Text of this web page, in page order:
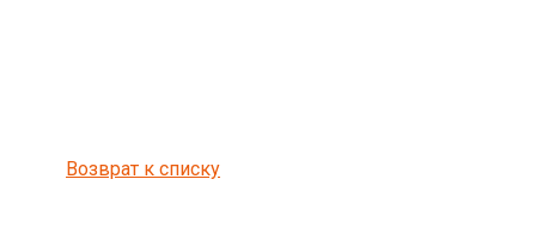
Возврат к списку